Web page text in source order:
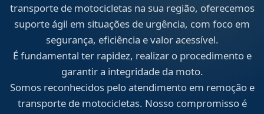
transporte de motocicletas na sua região, oferecemos
suporte ágil em situações de urgência, com foco em
segurança, eficiência e valor acessível.
É fundamental ter rapidez, realizar o procedimento e
garantir a integridade da moto.
Somos reconhecidos pelo atendimento em remoção e
transporte de motocicletas. Nosso compromisso é